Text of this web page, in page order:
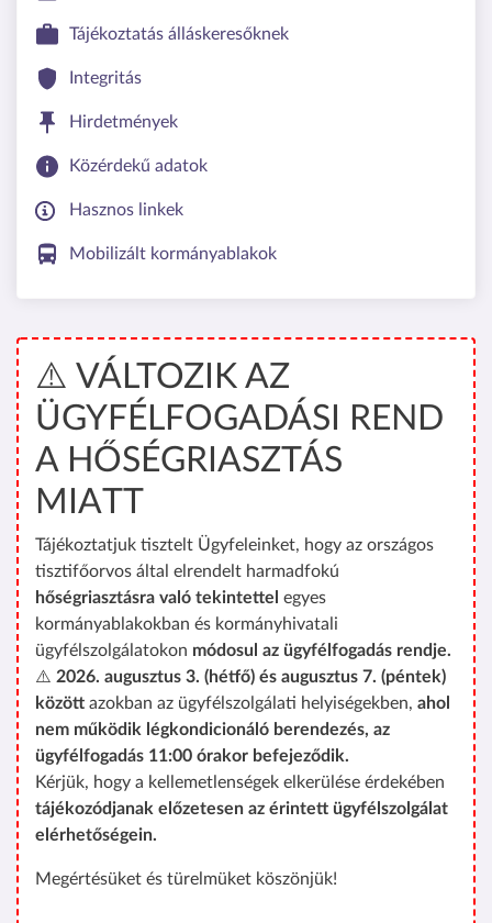
Tájékoztatás álláskeresőknek
Integritás
Hirdetmények
Közérdekű adatok
Hasznos linkek
Mobilizált kormányablakok
⚠️ VÁLTOZIK AZ
ÜGYFÉLFOGADÁSI REND
A HŐSÉGRIASZTÁS
MIATT
Tájékoztatjuk tisztelt Ügyfeleinket, hogy az országos
tisztifőorvos által elrendelt harmadfokú
hőségriasztásra való tekintettel egyes
kormányablakokban és kormányhivatali
ügyfélszolgálatokon módosul az ügyfélfogadás rendje.
⚠️ 2026. augusztus 3. (hétfő) és augusztus 7. (péntek)
között azokban az ügyfélszolgálati helyiségekben, ahol
nem működik légkondicionáló berendezés, az
ügyfélfogadás 11:00 órakor befejeződik.
Kérjük, hogy a kellemetlenségek elkerülése érdekében
tájékozódjanak előzetesen az érintett ügyfélszolgálat
elérhetőségein.
Megértésüket és türelmüket köszönjük!